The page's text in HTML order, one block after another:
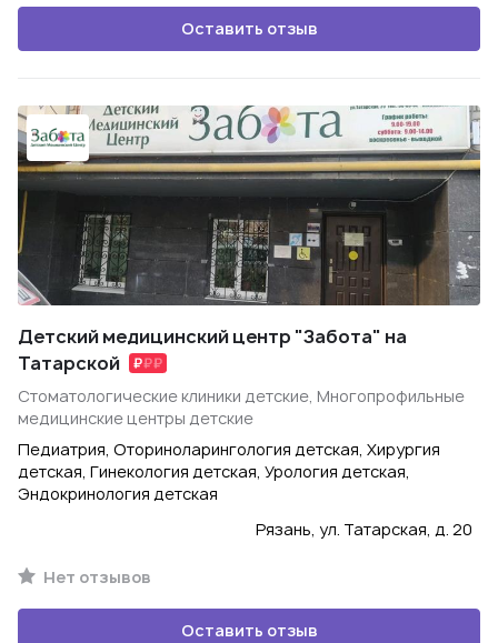
Оставить отзыв
Детский медицинский центр "Забота" на
Татарской
Стоматологические клиники детские, Многопрофильные
медицинские центры детские
Педиатрия, Оториноларингология детская, Хирургия
детская, Гинекология детская, Урология детская,
Эндокринология детская
Рязань, ул. Татарская, д. 20
Нет отзывов
Оставить отзыв